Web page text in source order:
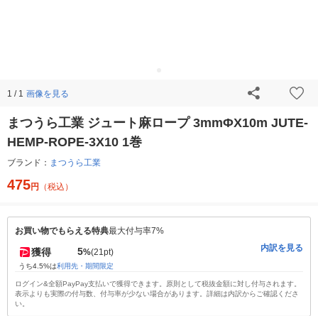
1 / 1 画像を見る
まつうら工業 ジュート麻ロープ 3mmΦX10m JUTE-
HEMP-ROPE-3X10 1巻
ブランド： まつうら工業
475円 （税込）
お買い物でもらえる特典最大付与率7%
獲得 5%(21pt)
うち4.5%は利用先・期間限定
内訳を見る
ログイン&全額PayPay支払いで獲得できます。原則として税抜金額に対し付与されます。
表示よりも実際の付与数、付与率が少ない場合があります。詳細は内訳からご確認くださ
い。